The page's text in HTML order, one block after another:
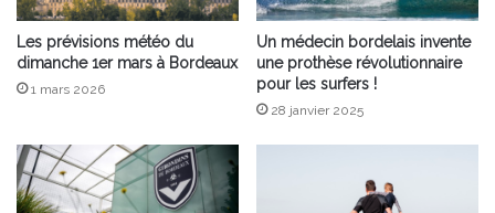
Les prévisions météo du
dimanche 1er mars à Bordeaux
1 mars 2026
Un médecin bordelais invente
une prothèse révolutionnaire
pour les surfers !
28 janvier 2025